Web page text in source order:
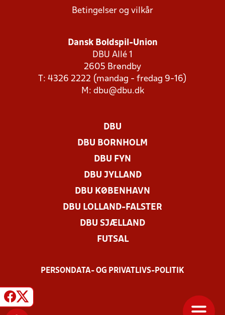
Betingelser og vilkår
Dansk Boldspil-Union
DBU Allé 1
2605 Brøndby
T: 4326 2222 (mandag - fredag 9-16)
M: dbu@dbu.dk
DBU
DBU BORNHOLM
DBU FYN
DBU JYLLAND
DBU KØBENHAVN
DBU LOLLAND-FALSTER
DBU SJÆLLAND
FUTSAL
PERSONDATA- OG PRIVATLIVS-POLITIK